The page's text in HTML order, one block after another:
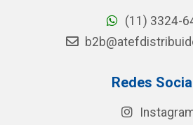
(11) 3324-
Redes